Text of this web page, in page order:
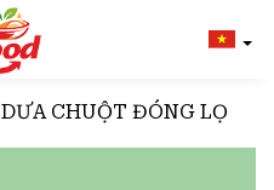
DƯA CHUỘT ĐÓNG LỌ